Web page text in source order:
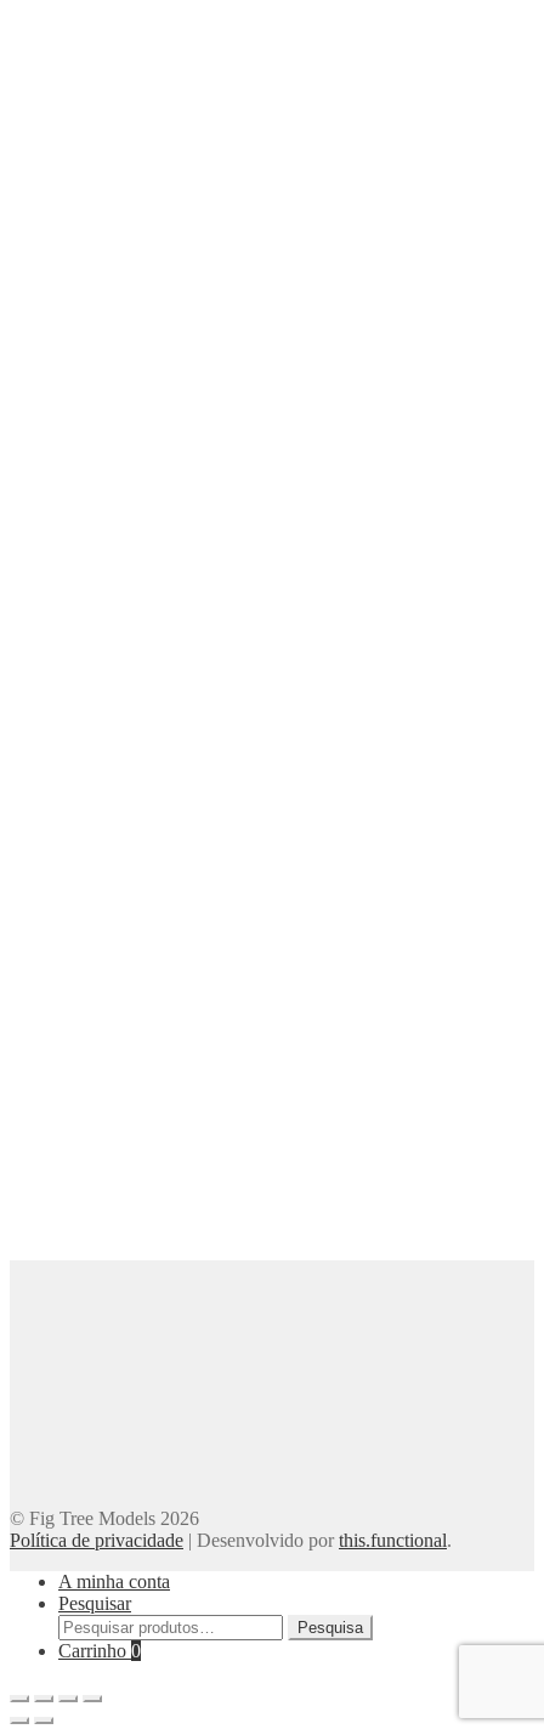
© Fig Tree Models 2026
Política de privacidade | Desenvolvido porthis.functional.
A minha conta
Pesquisar
Pesquisar
por:
Pesquisa
Carrinho 0